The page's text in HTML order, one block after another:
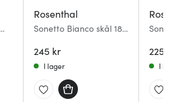
Rosenthal
Sonetto Bianco skål 18
245 kr
I lager
225
I